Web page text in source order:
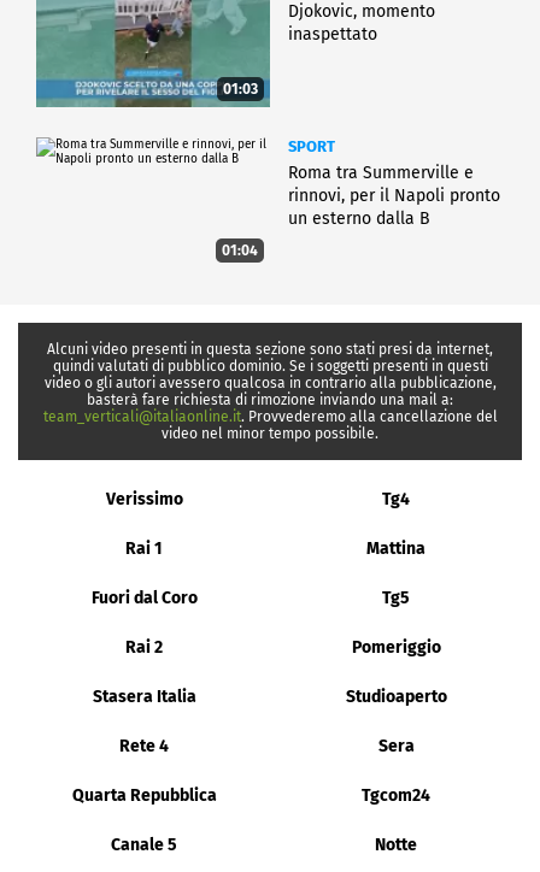
01:03
Djokovic, momento
inaspettato
01:04
SPORT
Roma tra Summerville e
rinnovi, per il Napoli pronto
un esterno dalla B
Alcuni video presenti in questa sezione sono stati presi da internet,
quindi valutati di pubblico dominio. Se i soggetti presenti in questi
video o gli autori avessero qualcosa in contrario alla pubblicazione,
basterà fare richiesta di rimozione inviando una mail a:
team_verticali@italiaonline.it. Provvederemo alla cancellazione del
video nel minor tempo possibile.
Verissimo Tg4
Rai 1 Mattina
Fuori dal Coro Tg5
Rai 2 Pomeriggio
Stasera Italia Studioaperto
Rete 4 Sera
Quarta Repubblica Tgcom24
Canale 5 Notte